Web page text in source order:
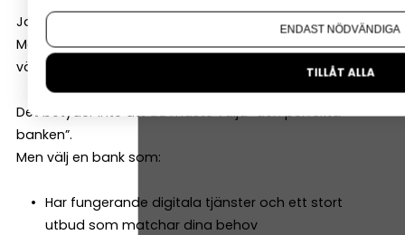
Ja, det går.
Men det är administrativt jobbigt. Därför kan det vara
värt att tänka ett steg längre redan från början.
Det betyder inte att du måste välja “den perfekta
banken”.
Men välj en bank som:
Har fungerande digitala tjänster och ett stort
utbud som matchar dina behov
Om du vill ändra ditt val i efterhand hittar du den
ENDAST NÖDVÄNDIGA
TILLÅT ALLA